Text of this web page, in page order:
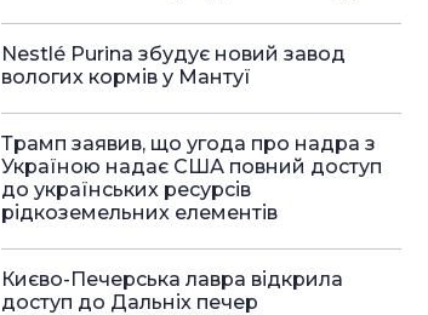
Nestlé Purina збудує новий завод
вологих кормів у Мантуї
Трамп заявив, що угода про надра з
Україною надає США повний доступ
до українських ресурсів
рідкоземельних елементів
Києво-Печерська лавра відкрила
доступ до Дальніх печер